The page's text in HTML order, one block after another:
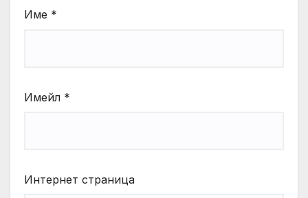
Име *
Имейл *
Интернет страница